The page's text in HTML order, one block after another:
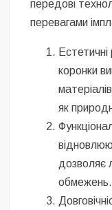
передові
перевагами
коронки
як
дозволяє
обмежень.